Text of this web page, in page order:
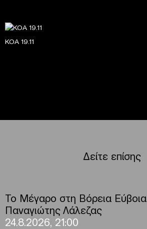
ΚΟΑ 19.11
Δείτε επίσης
Το Μέγαρο στη Βόρεια Εύβοια
Παναγιώτης Λάλεζας
24.8.2026, 21:00